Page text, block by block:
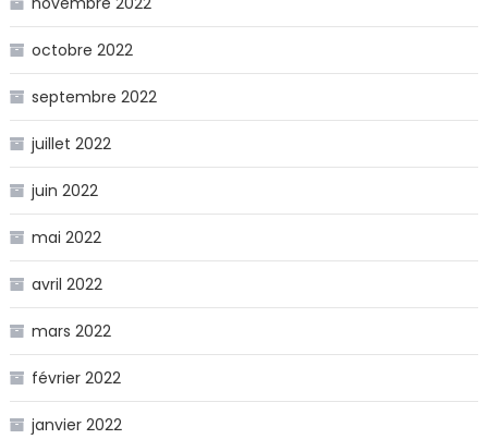
octobre 2022
septembre 2022
juillet 2022
juin 2022
mai 2022
avril 2022
mars 2022
février 2022
janvier 2022